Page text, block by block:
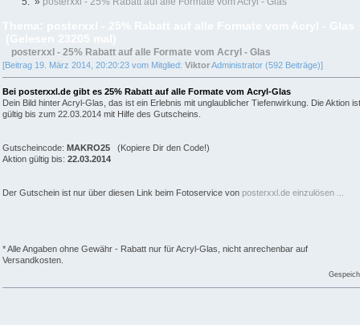
posterxxl - 25% Rabatt auf alle Formate vom Acryl - Glas
[Beitrag 19. März 2014, 20:20:23 vom Mitglied: ViktorAdministrator (592 Beiträge)]
Bei posterxxl.de gibt es 25% Rabatt auf alle Formate vom Acryl-Glas
Dein Bild hinter Acryl-Glas, das ist ein Erlebnis mit unglaublicher Tiefenwirkung. Die Aktion ist
gültig bis zum 22.03.2014 mit Hilfe des Gutscheins.
Gutscheincode: MAKRO25 (Kopiere Dir den Code!)
Aktion gültig bis: 22.03.2014
Der Gutschein ist nur über diesen Link beim Fotoservice von posterxxl.de einzulösen ...
* Alle Angaben ohne Gewähr - Rabatt nur für Acryl-Glas, nicht anrechenbar auf
Versandkosten.